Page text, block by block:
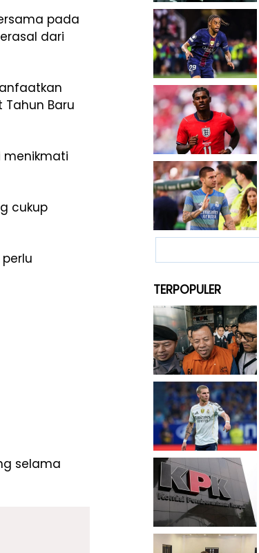
pada
dari
Baru
menikmati
cukup
selama
TERPOPULER